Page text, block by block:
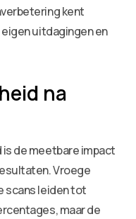
kent
uitdagingen en
na
de meetbare impact
Vroege
scans leiden tot
maar de